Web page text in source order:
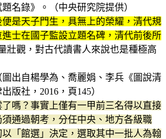
名錄》。（中央研究院提供）
是天子門生，具無上的榮耀，清代規
士在國子監設立題名碑，清代前後所
壯觀，對古代讀書人來說也是種極高
出自楊學為、喬麗娟、李兵《圖說清
版社，2016，頁145）
嗎？事實上僅有一甲前三名得以直接
通過朝考，分任中央、地方各級職
「館選」決定，選取其中一批人為翰